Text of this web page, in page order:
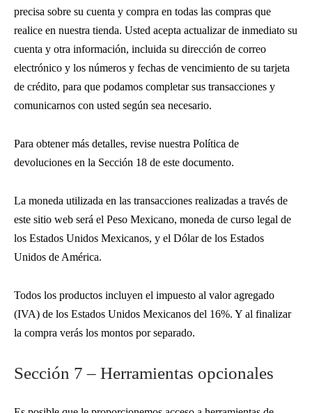
precisa sobre su cuenta y compra en todas las compras que
realice en nuestra tienda. Usted acepta actualizar de inmediato su
cuenta y otra información, incluida su dirección de correo
electrónico y los números y fechas de vencimiento de su tarjeta
de crédito, para que podamos completar sus transacciones y
comunicarnos con usted según sea necesario.
Para obtener más detalles, revise nuestra Política de
devoluciones en la Sección 18 de este documento.
La moneda utilizada en las transacciones realizadas a través de
este sitio web será el Peso Mexicano, moneda de curso legal de
los Estados Unidos Mexicanos, y el Dólar de los Estados
Unidos de América.
Todos los productos incluyen el impuesto al valor agregado
(IVA) de los Estados Unidos Mexicanos del 16%. Y al finalizar
la compra verás los montos por separado.
Sección 7 – Herramientas opcionales